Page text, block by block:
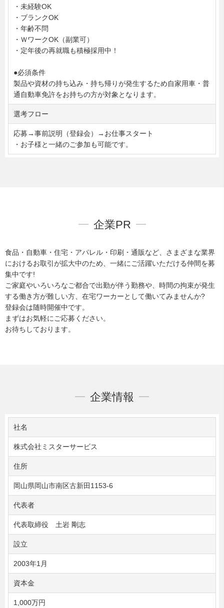
・未経験OK
・ブランクOK
・年齢不問
・ＷワークOK（副業可）
・定年後の再就職も積極採用中！
●必須条件
製品や資材の持ち込み・持ち帰りが発生するため自家用車・普
通自動車免許をお持ちの方が対象となります。
選考フロー
応募→事前説明（登録会）→お仕事スタート
・お子様と一緒のご参加も可能です。
企業PR
食品・自動車・住宅・アパレル・印刷・通販など、さまざまな業界
におけるお取引が拡大中のため、一緒にご活躍いただける仲間を募
集中です!
ご家庭やいろいろなご都合で出勤が伴う勤務や、時間の拘束が発生
する働き方が難しい方、在宅ワーカーとして働いてみませんか?
登録会は随時開催中です。
まずはお気軽にご応募ください。
お待ちしております。
企業情報
社名
株式会社ミスターサービス
住所
岡山県岡山市南区古新田1153-6
代表者
代表取締役 土岩 剛志
設立
2003年1月
資本金
1,000万円